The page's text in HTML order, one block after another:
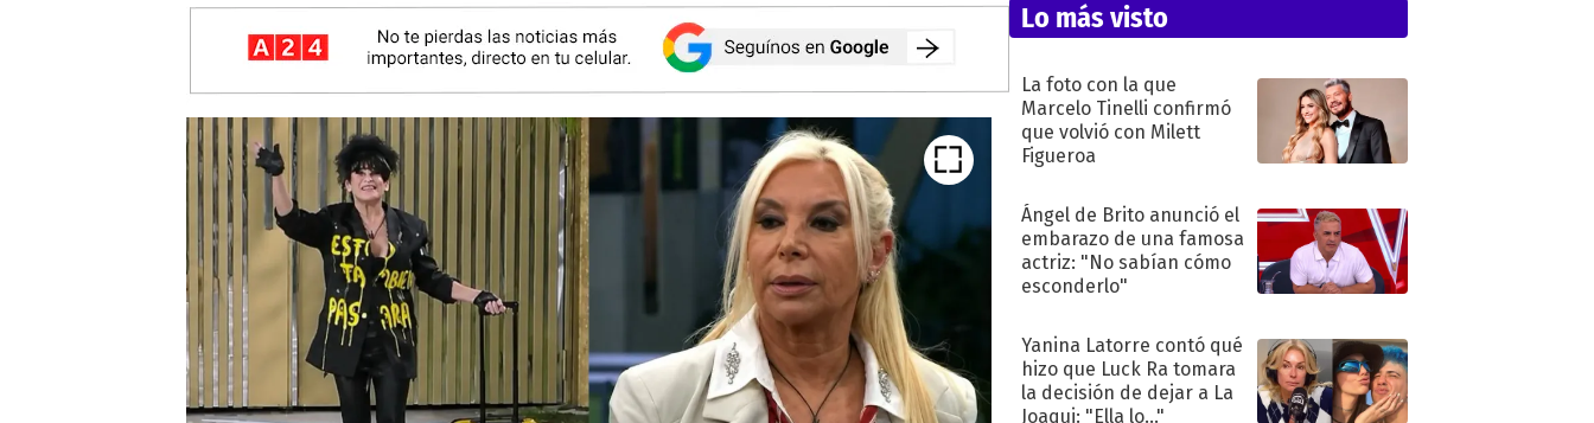
Lo más visto
La foto con la que
Marcelo Tinelli confirmó
que volvió con Milett
Figueroa
Ángel de Brito anunció el
embarazo de una famosa
actriz: "No sabían cómo
esconderlo"
Yanina Latorre contó qué
hizo que Luck Ra tomara
la decisión de dejar a La
Joaqui: "Ella lo..."